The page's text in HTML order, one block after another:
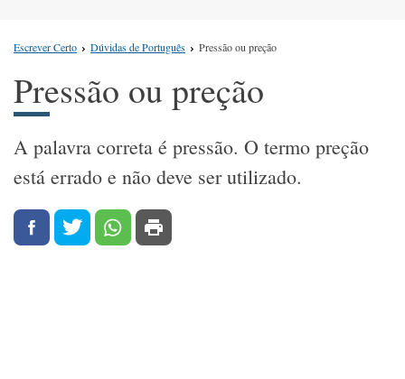
Escrever Certo Dúvidas de Português Pressão ou preção
Pressão ou preção
A palavra correta é pressão. O termo preção
está errado e não deve ser utilizado.